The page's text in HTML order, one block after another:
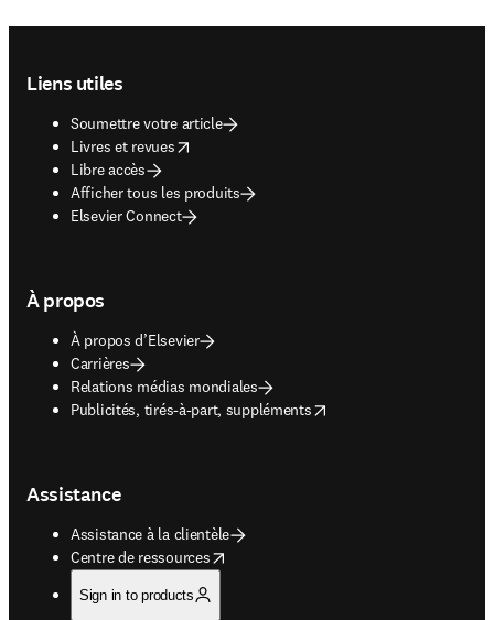
Liens utiles
Soumettre votre article
Livres et revues
opens in new tab/window
Libre accès
Afficher tous les produits
Elsevier Connect
À propos
À propos d’Elsevier
Carrières
Relations médias mondiales
Publicités, tirés-à-part, suppléments
opens in new tab/window
Assistance
Assistance à la clientèle
Centre de ressources
opens in new tab/window
Sign in to products